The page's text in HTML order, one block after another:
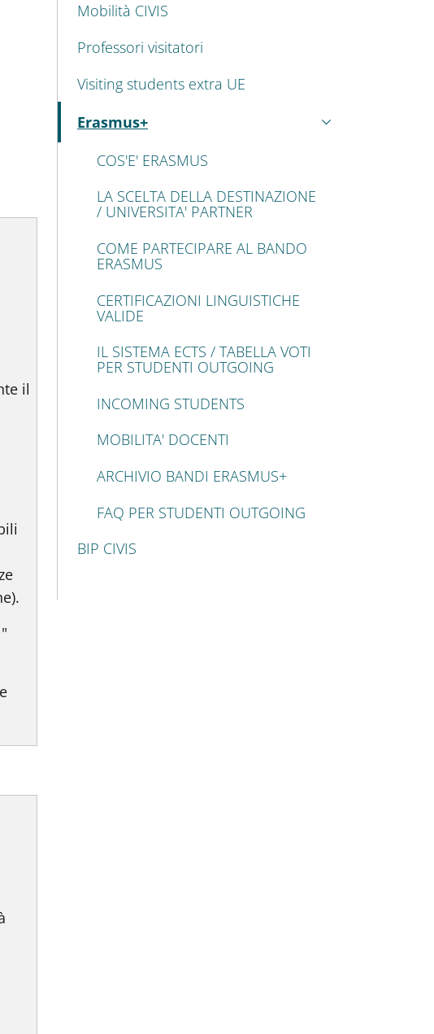
il
Mobilità CIVIS
Professori visitatori
Visiting students extra UE
Erasmus+
Active
COS'E' ERASMUS
LA SCELTA DELLA DESTINAZIONE
/ UNIVERSITA' PARTNER
COME PARTECIPARE AL BANDO
ERASMUS
CERTIFICAZIONI LINGUISTICHE
VALIDE
IL SISTEMA ECTS / TABELLA VOTI
PER STUDENTI OUTGOING
INCOMING STUDENTS
MOBILITA' DOCENTI
ARCHIVIO BANDI ERASMUS+
FAQ PER STUDENTI OUTGOING
BIP CIVIS